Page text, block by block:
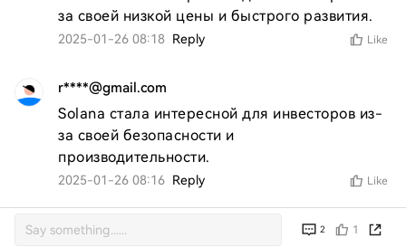
за своей низкой цены и быстрого развития.
2025-01-26 08:18 Reply Like
r****@gmail.com
Solana стала интересной для инвесторов из-
за своей безопасности и
производительности.
2025-01-26 08:16 Reply Like
2 1